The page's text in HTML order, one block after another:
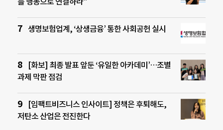
생명보험업계, ‘상생금융’ 통한 사회공헌 실시
[화보] 최종 발표 앞둔 ‘유일한 아카데미’…조별
과제 막판 점검
[임팩트비즈니스 인사이트] 정책은 후퇴해도,
저탄소 산업은 전진한다